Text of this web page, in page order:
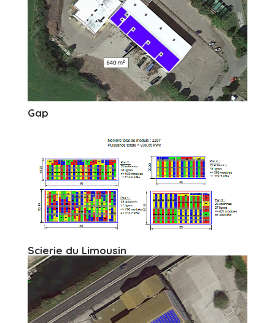
Gap
Scierie du Limousin